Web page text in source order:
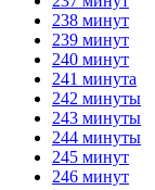
238 минут
239 минут
240 минут
241 минута
242 минуты
243 минуты
244 минуты
245 минут
246 минут